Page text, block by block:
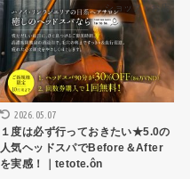
ショップ・お店
2026.05.07
１度は必ず行っておきたい★5.0の
人気ヘッドスパでBefore＆After
を実感！｜tetote.ôn